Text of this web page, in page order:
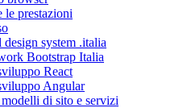
le prestazioni
system .italia
Bootstrap Italia
React
Angular
di sito e servizi